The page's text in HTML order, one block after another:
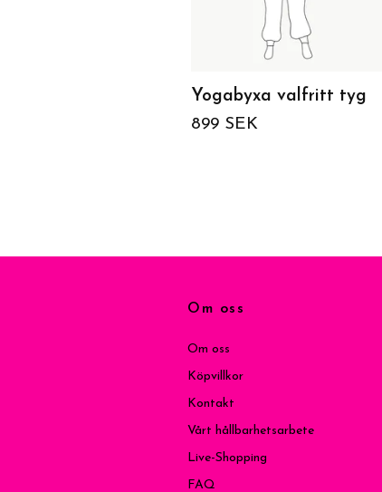
Yogabyxa valfritt tyg
899 SEK
Om oss
Om oss
Köpvillkor
Kontakt
Vårt hållbarhetsarbete
Live-Shopping
FAQ